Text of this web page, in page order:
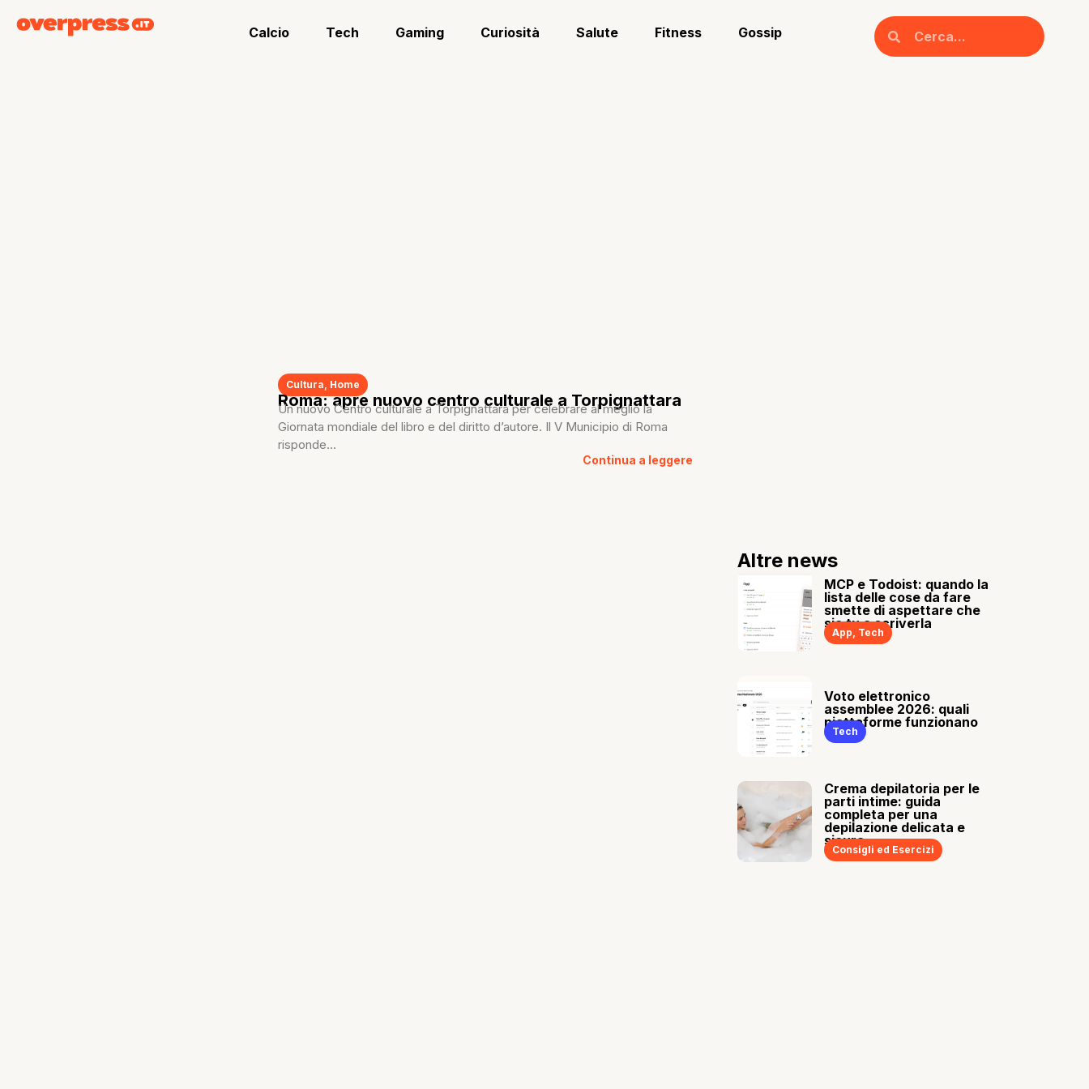
Calcio Tech Gaming Curiosità Salute Fitness Gossip
Cultura, Home
Roma: apre nuovo centro culturale a Torpignattara
Un nuovo Centro culturale a Torpignattara per celebrare al meglio la
Giornata mondiale del libro e del diritto d’autore. Il V Municipio di Roma
risponde...
Continua a leggere
Altre news
MCP e Todoist: quando la
lista delle cose da fare
smette di aspettare che
sia tu a scriverla
App, Tech
Voto elettronico
assemblee 2026: quali
piattaforme funzionano
Tech
Crema depilatoria per le
parti intime: guida
completa per una
depilazione delicata e
sicura
Consigli ed Esercizi